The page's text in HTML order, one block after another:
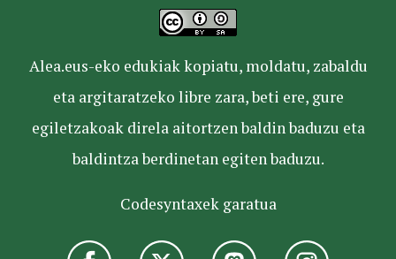
Alea.eus-eko edukiak kopiatu, moldatu, zabaldu
eta argitaratzeko libre zara, beti ere, gure
egiletzakoak direla aitortzen baldin baduzu eta
baldintza berdinetan egiten baduzu.
Codesyntaxek garatua